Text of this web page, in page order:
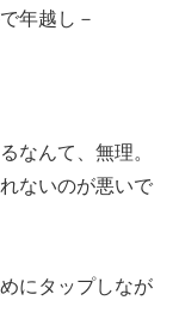
年越し－
なんて、無理。
ないのが悪いで
にタップしなが